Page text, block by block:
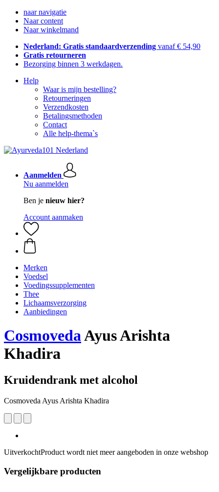
naar navigatie
Naar content
Naar winkelmand
Nederland: Gratis standaardverzending vanaf € 54,90
Gratis retourneren
Bezorging binnen 3 werkdagen.
Help
Waar is mijn bestelling?
Retourneringen
Verzendkosten
Betalingsmethoden
Contact
Alle help-thema`s
Aanmelden
Nu aanmelden
Ben je nieuw hier?
Account aanmaken
Merken
Voedsel
Voedingssupplementen
Thee
Lichaamsverzorging
Aanbiedingen
CosmovedaAyus Arishta
Khadira
Kruidendrank met alcohol
Cosmoveda Ayus Arishta Khadira
UitverkochtProduct wordt niet meer aangeboden in onze webshop
Vergelijkbare producten